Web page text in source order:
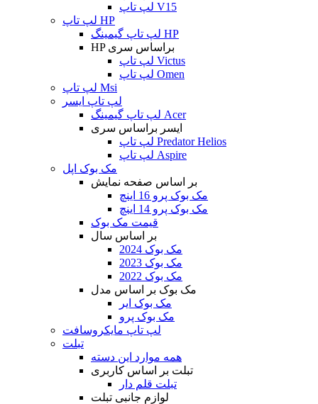
لپ تاپ V15
لپ تاپ HP
لپ تاپ گیمینگ HP
HP براساس سری
لپ تاپ Victus
لپ تاپ Omen
لپ تاپ Msi
لپ تاپ ایسر
لپ تاپ گیمینگ Acer
ایسر براساس سری
لپ تاپ Predator Helios
لپ تاپ Aspire
مک بوک اپل
بر اساس صفحه نمایش
مک بوک پرو 16 اینچ
مک بوک پرو 14 اینچ
قیمت مک بوک
بر اساس سال
مک بوک 2024
مک بوک 2023
مک بوک 2022
مک بوک بر اساس مدل
مک بوک ایر
مک بوک پرو
لپ تاپ مایکروسافت
تبلت
همه موارد این دسته
تبلت بر اساس کاربری
تبلت قلم دار
لوازم جانبی تبلت